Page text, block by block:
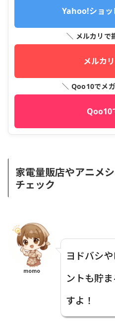
Yahoo!ショッ
＼ メルカリで
メルカ
＼ Qoo10でメ
Qoo10
家電量販店やアニメ
チェック
momo
ヨドバシ
ントも貯
すよ！